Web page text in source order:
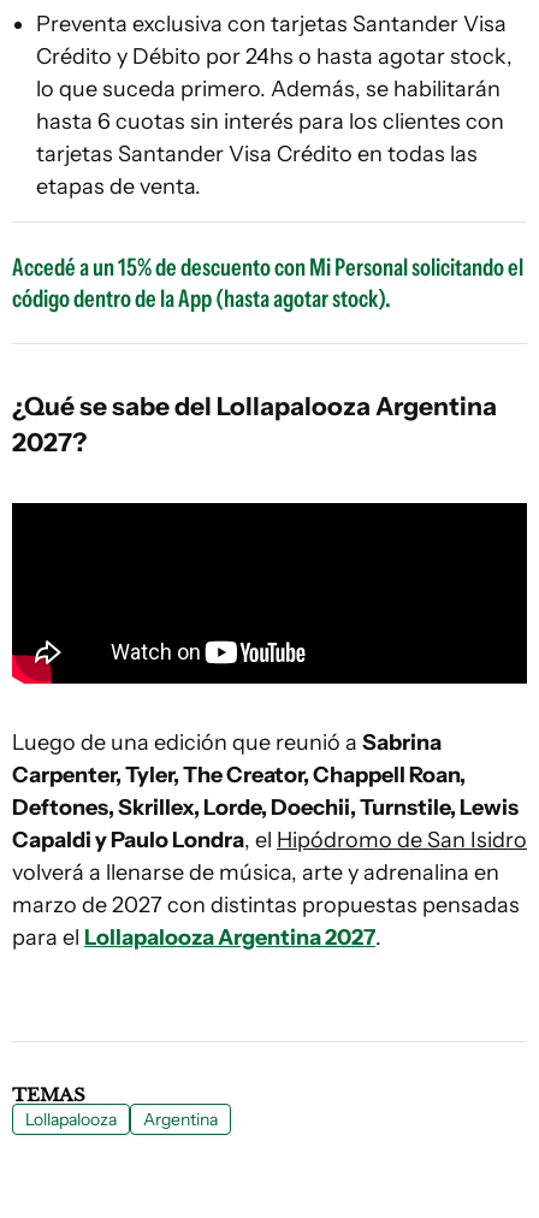
Preventa exclusiva con tarjetas Santander Visa
Crédito y Débito por 24hs o hasta agotar stock,
lo que suceda primero. Además, se habilitarán
hasta 6 cuotas sin interés para los clientes con
tarjetas Santander Visa Crédito en todas las
etapas de venta.
Accedé a un 15% de descuento con Mi Personal solicitando el
código dentro de la App (hasta agotar stock).
¿Qué se sabe del Lollapalooza Argentina
2027?
Luego de una edición que reunió a Sabrina
Carpenter, Tyler, The Creator, Chappell Roan,
Deftones, Skrillex, Lorde, Doechii, Turnstile, Lewis
Capaldi y Paulo Londra, el Hipódromo de San Isidro
volverá a llenarse de música, arte y adrenalina en
marzo de 2027 con distintas propuestas pensadas
para el Lollapalooza Argentina 2027.
TEMAS
Lollapalooza Argentina